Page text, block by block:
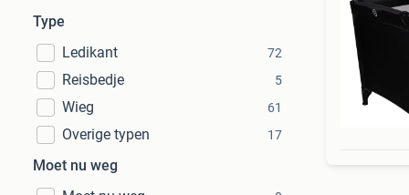
Type
Ledikant
72
Reisbedje 5
Wieg 61
Overige typen 17
Moet nu weg